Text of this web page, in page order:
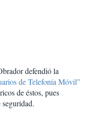
defendió la
de Telefonía Móvil”
de éstos, pues